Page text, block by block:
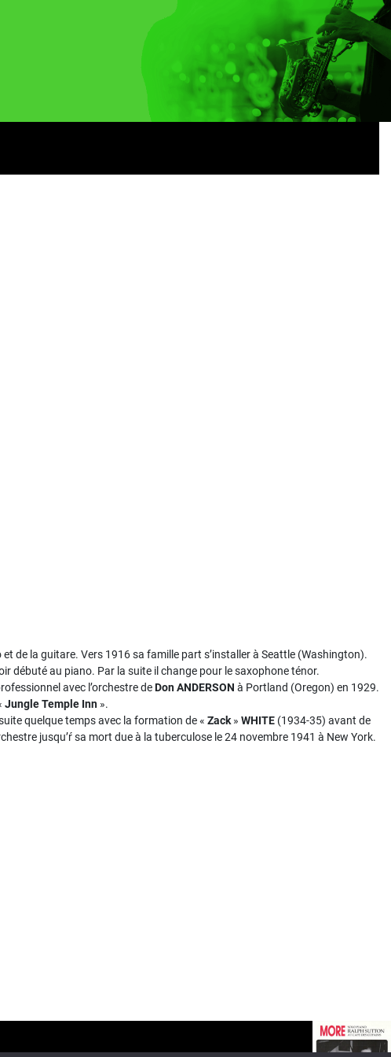
de la guitare. Vers 1916 sa famille part s’installer à Seattle (Washington).
débuté au piano. Par la suite il change pour le saxophone ténor.
avec l’orchestre deDon ANDERSON à Portland (Oregon) en 1929.
Jungle Temple Inn ».
quelque temps avec la formation de « Zack » WHITE (1934-35) avant de
jusqu’ŕ sa mort due à la tuberculose le 24 novembre 1941 à New York.